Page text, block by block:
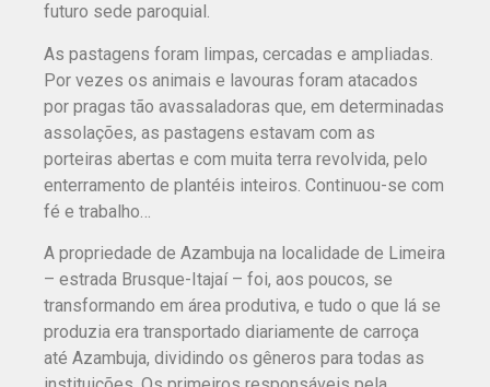
futuro sede paroquial.
As pastagens foram limpas, cercadas e ampliadas.
Por vezes os animais e lavouras foram atacados
por pragas tão avassaladoras que, em determinadas
assolações, as pastagens estavam com as
porteiras abertas e com muita terra revolvida, pelo
enterramento de plantéis inteiros. Continuou-se com
fé e trabalho…
A propriedade de Azambuja na localidade de Limeira
– estrada Brusque-Itajaí – foi, aos poucos, se
transformando em área produtiva, e tudo o que lá se
produzia era transportado diariamente de carroça
até Azambuja, dividindo os gêneros para todas as